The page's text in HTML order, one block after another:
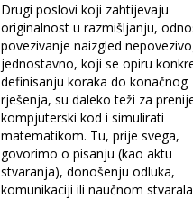
Drugi poslovi koji zahtijevaju
originalnost u razmišljanju,
povezivanje naizgled
jednostavno, koji se opiru
definisanju koraka do konačnog
rješenja, su daleko teži za
kompjuterski kod i simulirati
matematikom. Tu, prije svega,
govorimo o pisanju (kao aktu
stvaranja), donošenju odluka,
komunikaciji ili naučnom